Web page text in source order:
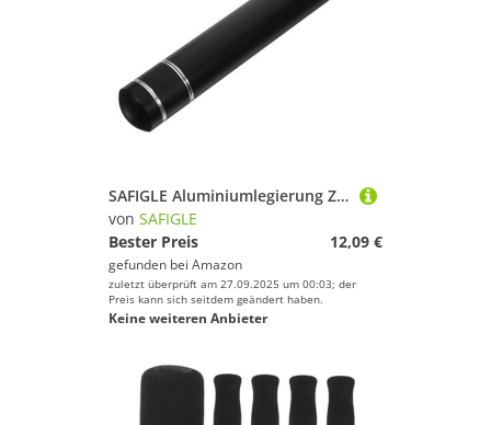
SAFIGLE Aluminiumlegierung Zigarrenröhre mit Luftdichtem Verschluss Robuster Tragbarer Zigarrenschutz für Frische Aufbewahrung für Reisen Wandern Camping und Täglichen Gebrauch
von SAFIGLE
Bester Preis
12,09 €
gefunden bei Amazon
zuletzt überprüft am 27.09.2025 um 00:03; der
Preis kann sich seitdem geändert haben.
Keine weiteren Anbieter